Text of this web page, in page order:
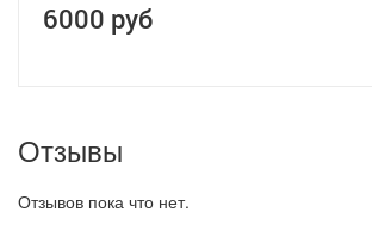
6000 руб
Отзывы
Отзывов пока что нет.